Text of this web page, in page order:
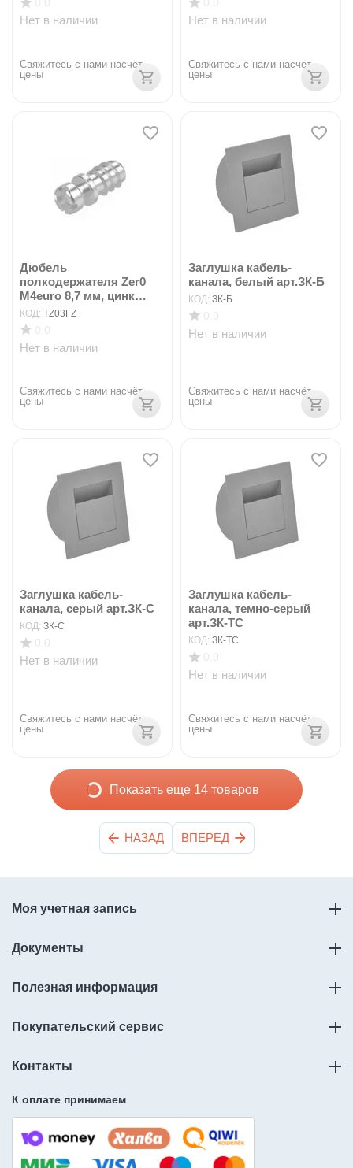
Нет в наличии
Свяжитесь с нами насчёт
цены
Нет в наличии
Свяжитесь с нами насчёт
цены
Дюбель
полкодержателя Zer0
М4euro 8,7 мм, цинк
арт.TZ03FZ
КОД: TZ03FZ
Нет в наличии
Свяжитесь с нами насчёт
цены
Заглушка кабель-
канала, белый арт.ЗК-Б
КОД: ЗК-Б
Нет в наличии
Свяжитесь с нами насчёт
цены
Заглушка кабель-
канала, серый арт.ЗК-С
КОД: ЗК-С
Нет в наличии
Свяжитесь с нами насчёт
цены
Заглушка кабель-
канала, темно-серый
арт.ЗК-ТС
КОД: ЗК-ТС
Нет в наличии
Свяжитесь с нами насчёт
цены
Показать еще 14 товаров
НАЗАД ВПЕРЕД
Моя учетная запись
Документы
Полезная информация
Покупательский сервис
Контакты
К оплате принимаем